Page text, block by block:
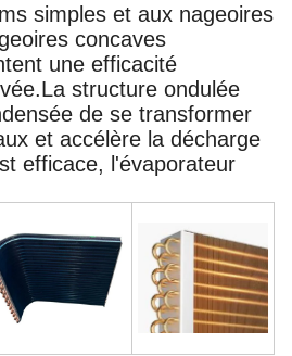
simples et aux nageoires
concaves
une efficacité
structure ondulée
de se transformer
et accélère la décharge
efficace, l'évaporateur